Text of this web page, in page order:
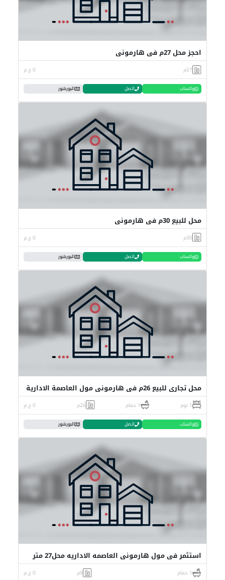
احجز محل 27م في هارموني
27م 0 ج.م
واتساب اتصل البورشور
محل للبيع 30م في هارموني
30م 0 ج.م
واتساب اتصل البورشور
محل تجاري للبيع 26م في هارموني مول العاصمة الادارية
1 نوم 1 حمام 26م 0 ج.م
واتساب اتصل البورشور
استثمر في مول هارموني العاصمه الاداريه محل27 متر
1 حمام 0م 0 ج.م